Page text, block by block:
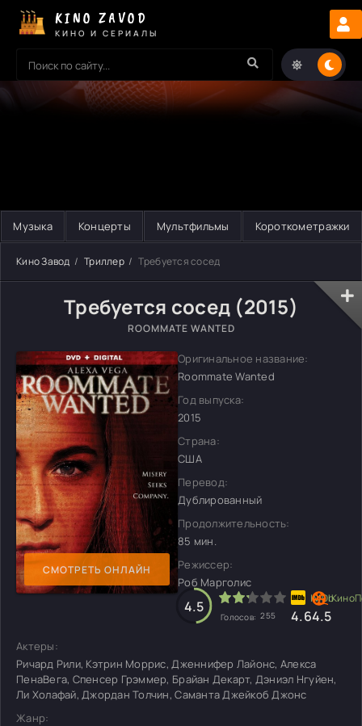
KINO ZAVOD
КИНО И СЕРИАЛЫ
Музыка Концерты Мультфильмы Короткометражки
Кино Завод Триллер Требуется сосед
Требуется сосед (2015)
ROOMMATE WANTED
СМОТРЕТЬ ОНЛАЙН
Оригинальное название:
Roommate Wanted
Год выпуска:
2015
Страна:
США
Перевод:
Дублированный
Продолжительность:
85 мин.
Режиссер:
Роб Марголис
4.5
Голосов: 255 4.64.5
Актеры:
Ричард Рили, Кэтрин Моррис, Дженнифер Лайонс, Алекса
ПенаВега, Спенсер Грэммер, Брайан Декарт, Дэниэл Нгуйен,
Ли Холафай, Джордан Толчин, Саманта Джейкоб Джонс
Жанр: